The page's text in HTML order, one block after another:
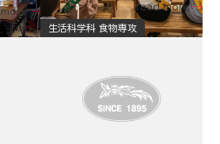
read more
生活科学科 食物専攻